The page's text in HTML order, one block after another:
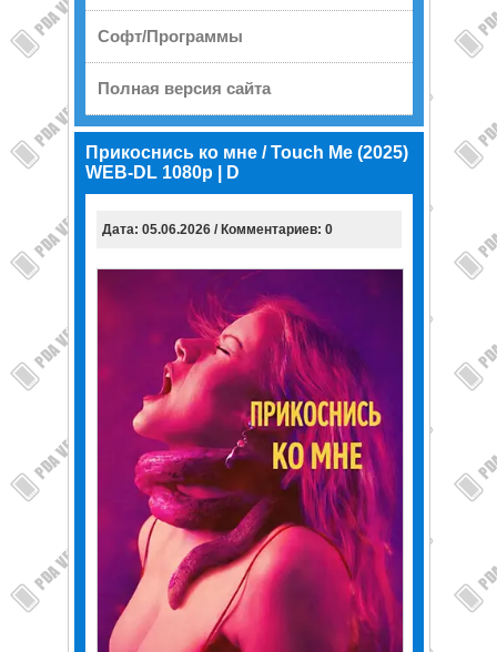
Софт/Программы
Полная версия сайта
Прикоснись ко мне / Touch Me (2025)
WEB-DL 1080p | D
Дата: 05.06.2026 / Комментариев: 0